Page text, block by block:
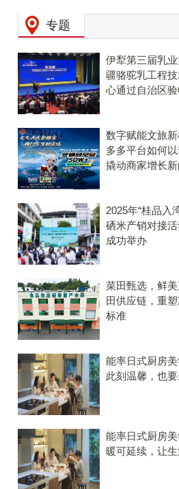
专题
伊犁第三届乳
疆骆驼乳工程
心通过自治区验
数字赋能文旅
多多平台如何
撬动商家增长
2025年“桂品入
硒米产销对接活
成功举办
菜田甄选，鲜
田供应链，重
标准
能率日式厨房
此刻温馨，也
能率日式厨房
暖可延续，让